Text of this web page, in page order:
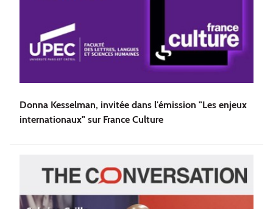
Donna Kesselman, invitée dans l'émission "Les enjeux
internationaux" sur France Culture